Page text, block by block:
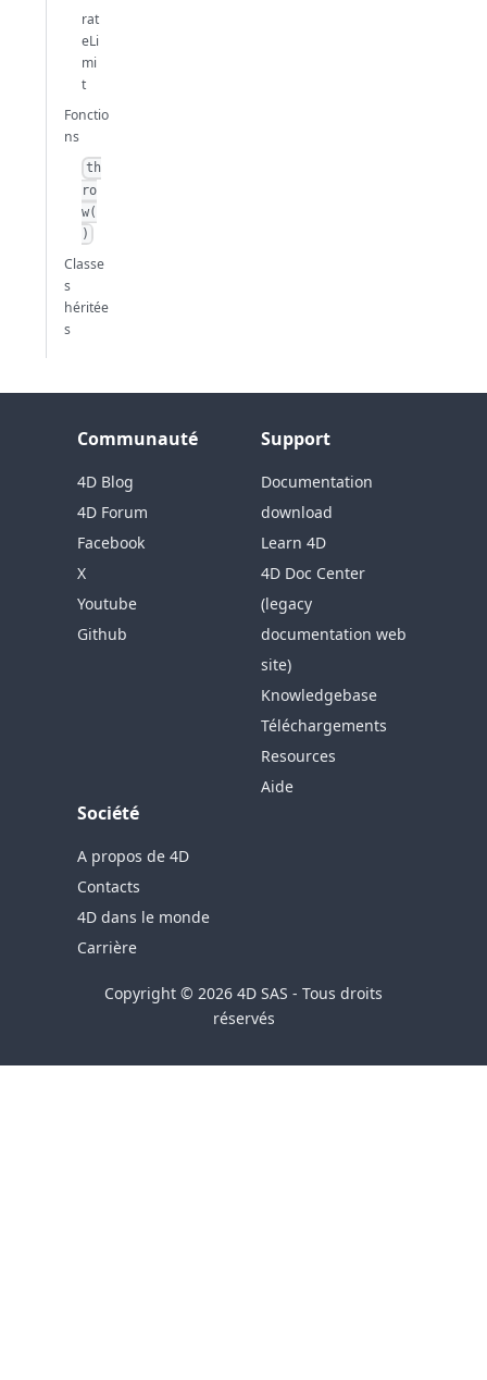
rat
eLi
mi
t
Fonctio
ns
th
ro
w(
)
Classe
s
héritée
s
Communauté
4D Blog
4D Forum
Facebook
X
Youtube
Github
Support
Documentation
download
Learn 4D
4D Doc Center
(legacy
documentation web
site)
Knowledgebase
Téléchargements
Resources
Aide
Société
A propos de 4D
Contacts
4D dans le monde
Carrière
Copyright © 2026 4D SAS - Tous droits
réservés